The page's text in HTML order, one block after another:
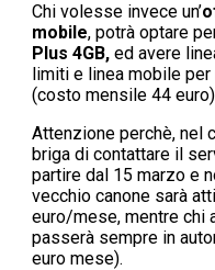
Chi volesse invece un’
mobile, potrà optare
Plus 4GB,ed avere
limiti e linea mobile
(costo mensile 44
Attenzione perchè, nel
briga di contattare il
partire dal 15 marzo e
vecchio canone sarà
euro/mese, mentre chi
passerà sempre in
euro mese).